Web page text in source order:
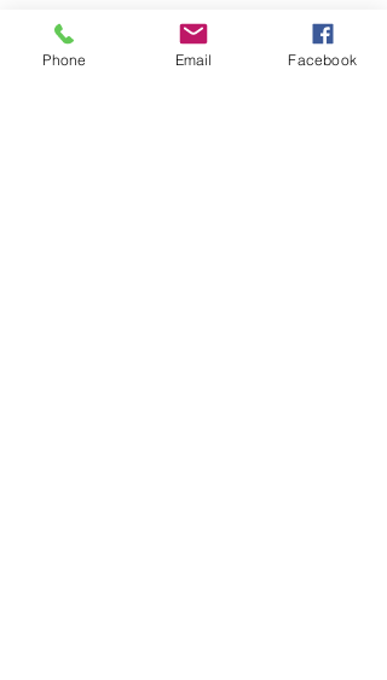
Phone Email Facebook